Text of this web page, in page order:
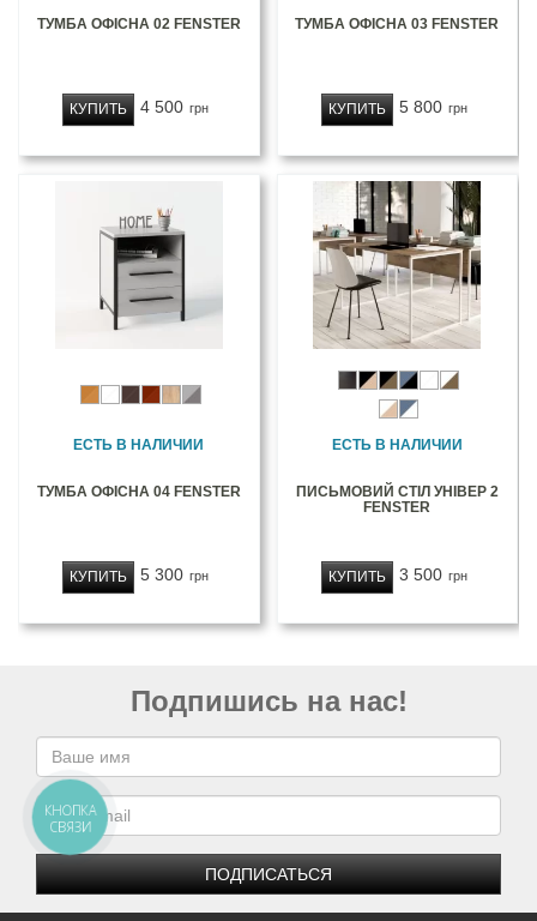
ТУМБА ОФІСНА 02 FENSTER
4 500 грн
КУПИТЬ
ТУМБА ОФІСНА 03 FENSTER
5 800 грн
КУПИТЬ
ЕСТЬ В НАЛИЧИИ
ТУМБА ОФІСНА 04 FENSTER
5 300 грн
КУПИТЬ
ЕСТЬ В НАЛИЧИИ
ПИСЬМОВИЙ СТІЛ УНІВЕР 2
FENSTER
3 500 грн
КУПИТЬ
Подпишись на нас!
ПОДПИСАТЬСЯ
КНОПКА
СВЯЗИ